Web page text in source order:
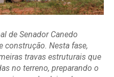
de Senador Canedo
construção. Nesta fase,
travas estruturais que
no terreno, preparando o